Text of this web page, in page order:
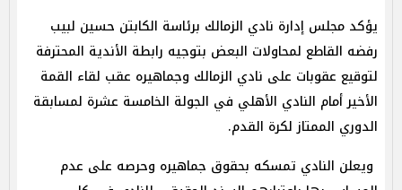
يؤكد مجلس إدارة نادي الزمالك برئاسة الكابتن حسين لبيب
رفضه القاطع لمحاولات البعض بتوجيه رابطة الأندية المحترفة
لتوقيع عقوبات على نادي الزمالك وجماهيره عقب لقاء القمة
الأخير أمام النادي الأهلي في الجولة الخامسة عشرة لمسابقة
الدوري الممتاز لكرة القدم.
ويعلن النادي تمسكه بحقوق جماهيره وحرصه على عدم